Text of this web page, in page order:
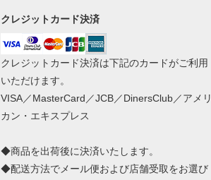
クレジットカード決済
クレジットカード決済は下記のカードがご利用
いただけます。
VISA／MasterCard／JCB／DinersClub／アメリ
カン・エキスプレス
◆商品を出荷後に決済いたします。
◆配送方法でメール便および店舗受取をお選び